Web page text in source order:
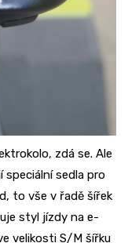
zdá se. Ale
speciální sedla pro
to vše v řadě šířek
styl jízdy na e-
velikosti S/M šířku